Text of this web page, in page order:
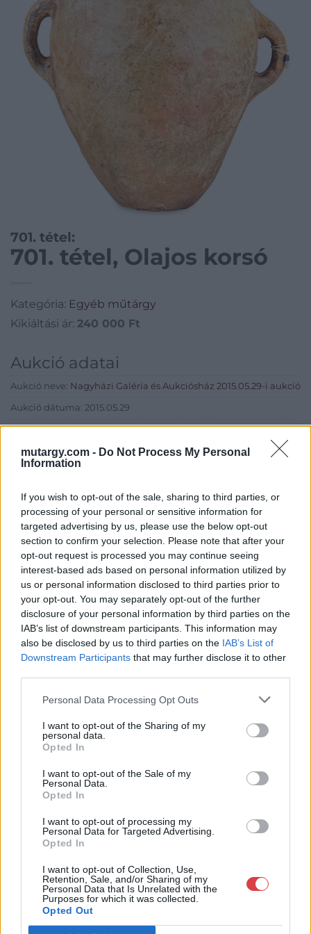
mutargy.com - Do Not Process My Personal
Information
If you wish to opt-out of the sale, sharing to third parties, or
processing of your personal or sensitive information for
targeted advertising by us, please use the below opt-out
section to confirm your selection. Please note that after your
opt-out request is processed you may continue seeing
interest-based ads based on personal information utilized by
us or personal information disclosed to third parties prior to
your opt-out. You may separately opt-out of the further
disclosure of your personal information by third parties on the
IAB’s list of downstream participants. This information may
also be disclosed by us to third parties on the IAB’s List of
Downstream Participants that may further disclose it to other
Personal Data Processing Opt Outs
I want to opt-out of the Sharing of my
personal data.
Opted In
I want to opt-out of the Sale of my
Personal Data.
Opted In
I want to opt-out of processing my
Personal Data for Targeted Advertising.
Opted In
I want to opt-out of Collection, Use,
Retention, Sale, and/or Sharing of my
Personal Data that Is Unrelated with the
Purposes for which it was collected.
Opted Out
701. tétel:
701. tétel, Olajos korsó
Kategória: Egyéb műtárgy
Kikiáltási ár: 240 000 Ft
Aukció adatai
Aukció neve: Nagyházi Galéria és Aukciósház 2015.05.29-i aukció
Aukció dátuma: 2015.05.29
Aukció ideje: 12:00
Aukció helye: Budapest, V. Balaton utca 8.
Eladó adatai
Eladó:Nagyházi Galéria és
Aukciósház
Cím: Müller Márta
Nagyházi Galéria és Aukciósház
Kft.
1055 Budapest, Balaton utca 8.
Telefon: +361 475 6000 +361
4756005
Bemutatkozás: Magas színvonalú festmények és műtárgyak,
bútorok, szőnyegek, üveg, porcelán és ezüst tárgyak, ékszerek,
néprajzi tárgyak értékesítése és aukcionálása. Hagyatékok és
gyűjtemények árverezése. Ingyenes értékbecslés. Árveréseinkre
GALÉRIA TOVÁBBI MŰTÁRGYAI
KAPCSOLÓDÓ MŰTÁRGYAK